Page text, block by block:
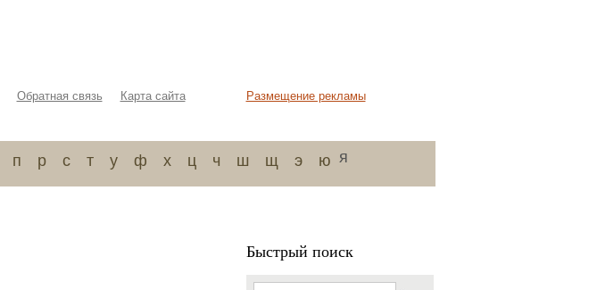
Обратная связь Карта сайта Размещение рекламы
п р с т у ф х ц ч ш щ э ю я
Быстрый поиск